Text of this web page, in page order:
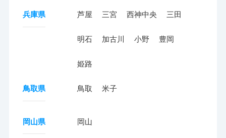
兵庫県 芦屋 三宮 西神中央 三田
明石 加古川 小野 豊岡
姫路
鳥取県 鳥取 米子
岡山県 岡山